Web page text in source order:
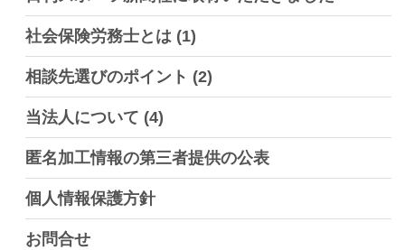
社会保険労務士とは (1)
相談先選びのポイント (2)
当法人について (4)
匿名加工情報の第三者提供の公表
個人情報保護方針
お問合せ